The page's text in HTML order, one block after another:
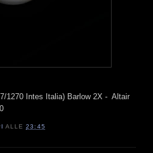
1270 Intes Italia) Barlow 2X - Altair
ALLE23:45